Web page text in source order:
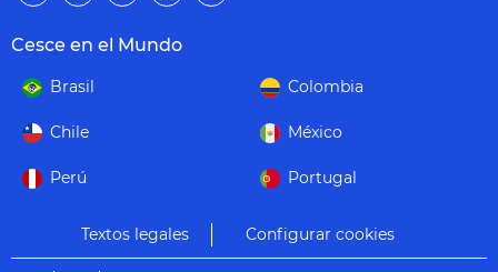
Cesce en el Mundo
Brasil Colombia
Chile México
Perú Portugal
Textos legales Configurar cookies